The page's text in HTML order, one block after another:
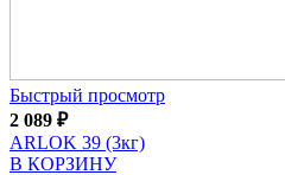
Быстрый просмотр
2 089 ₽
ARLOK 39 (3кг)
В КОРЗИНУ